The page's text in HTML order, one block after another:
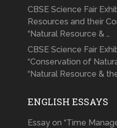
CBSE Science Fair
Resources and their
“Natural Resource & …
CBSE Science Fair
“Conservation of
“Natural Resource &
ENGLISH ESSAYS
Essay on “Time